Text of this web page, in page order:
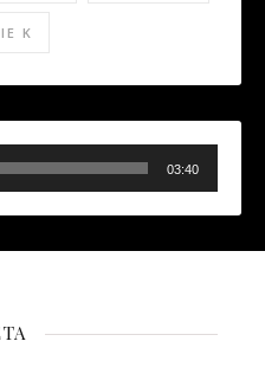
K
03:40